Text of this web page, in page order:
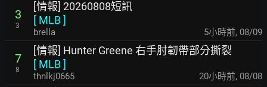
3
3
[情報] 20260808短訊
[ MLB]
brella 5小時前, 08/09
7
8
[情報] Hunter Greene 右手肘韌帶部分撕裂
[ MLB]
thnlkj0665 20小時前, 08/08